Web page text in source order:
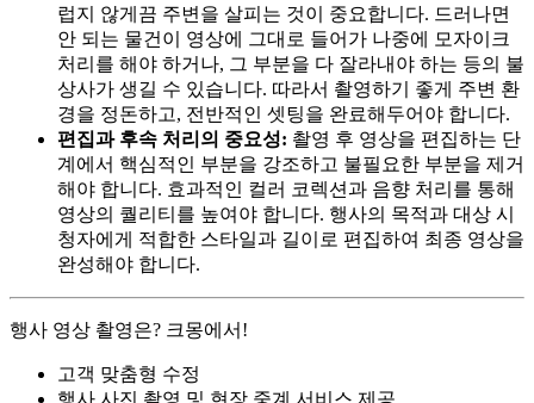
럽지 않게끔 주변을 살피는 것이 중요합니다. 드러나면
안 되는 물건이 영상에 그대로 들어가 나중에 모자이크
처리를 해야 하거나, 그 부분을 다 잘라내야 하는 등의 불
상사가 생길 수 있습니다. 따라서 촬영하기 좋게 주변 환
경을 정돈하고, 전반적인 셋팅을 완료해두어야 합니다.
편집과 후속 처리의 중요성: 촬영 후 영상을 편집하는 단
계에서 핵심적인 부분을 강조하고 불필요한 부분을 제거
해야 합니다. 효과적인 컬러 코렉션과 음향 처리를 통해
영상의 퀄리티를 높여야 합니다. 행사의 목적과 대상 시
청자에게 적합한 스타일과 길이로 편집하여 최종 영상을
완성해야 합니다.
행사 영상 촬영은? 크몽에서!
고객 맞춤형 수정
행사 사진 촬영 및 현장 중계 서비스 제공